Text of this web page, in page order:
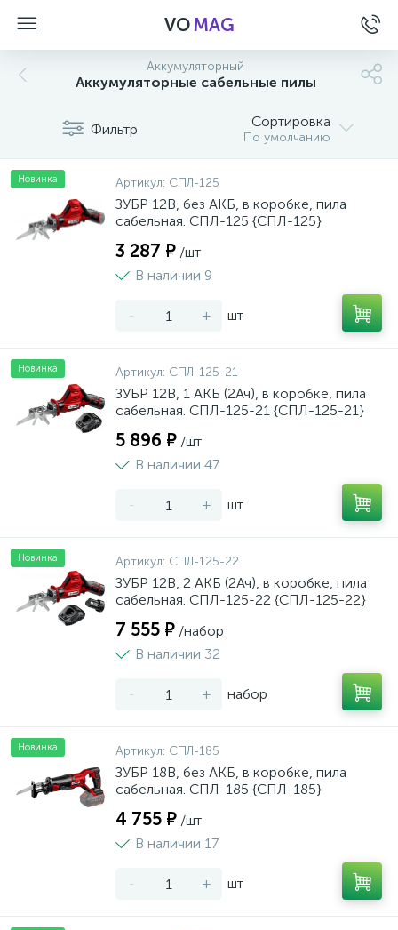
VOMAG
Аккумуляторный
Аккумуляторные сабельные пилы
Фильтр Сортировка
По умолчанию
Новинка Артикул: СПЛ-125
ЗУБР 12В, без АКБ, в коробке, пила
сабельная. СПЛ-125 {СПЛ-125}
3 287 ₽ /шт
В наличии 9
- + шт
Новинка Артикул: СПЛ-125-21
ЗУБР 12В, 1 АКБ (2Ач), в коробке, пила
сабельная. СПЛ-125-21 {СПЛ-125-21}
5 896 ₽ /шт
В наличии 47
- + шт
Новинка Артикул: СПЛ-125-22
ЗУБР 12В, 2 АКБ (2Ач), в коробке, пила
сабельная. СПЛ-125-22 {СПЛ-125-22}
7 555 ₽ /набор
В наличии 32
- + набор
Новинка Артикул: СПЛ-185
ЗУБР 18В, без АКБ, в коробке, пила
сабельная. СПЛ-185 {СПЛ-185}
4 755 ₽ /шт
В наличии 17
- + шт